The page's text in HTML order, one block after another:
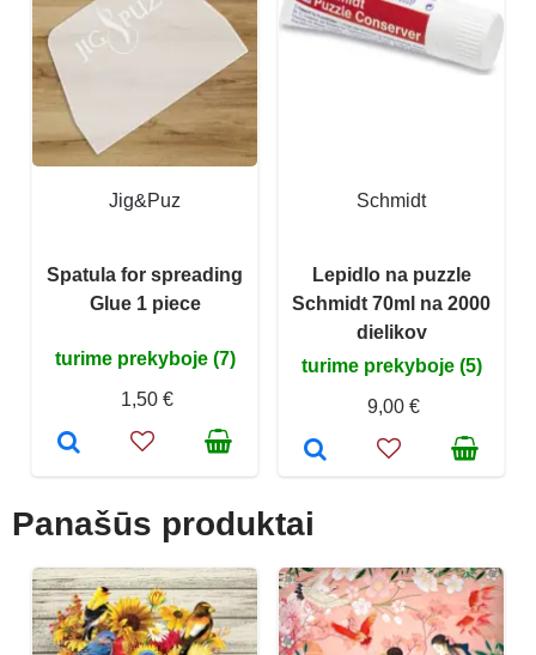
Jig&Puz
Spatula for spreading
Glue 1 piece
turime prekyboje (7)
1,50 €
Schmidt
Lepidlo na puzzle
Schmidt 70ml na 2000
dielikov
turime prekyboje (5)
9,00 €
Panašūs produktai